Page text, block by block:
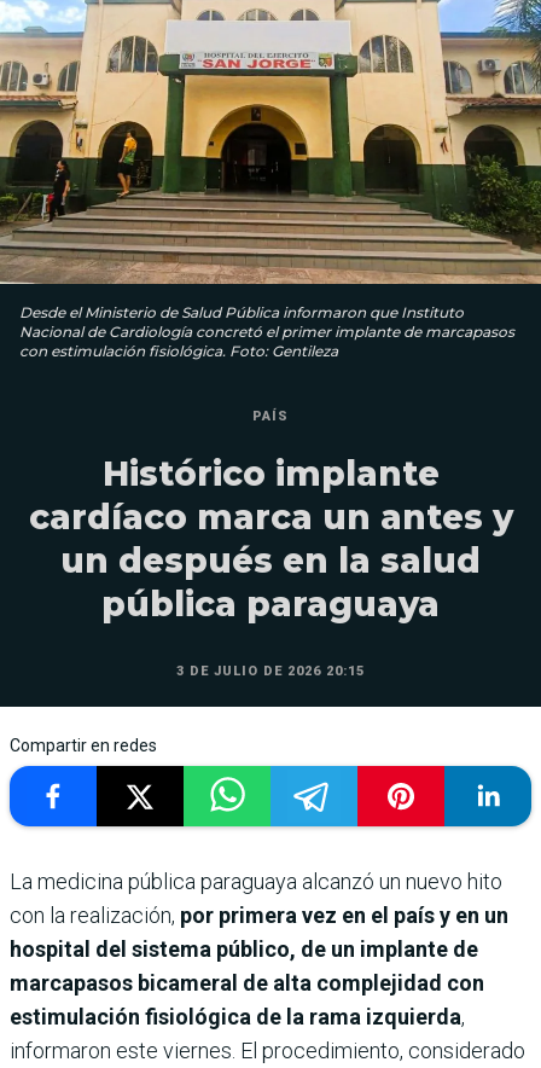
Desde el Ministerio de Salud Pública informaron que Instituto
Nacional de Cardiología concretó el primer implante de marcapasos
con estimulación fisiológica. Foto: Gentileza
PAÍS
Histórico implante
cardíaco marca un antes y
un después en la salud
pública paraguaya
3 DE JULIO DE 2026 20:15
Compartir en redes
La medicina pública paraguaya alcanzó un nuevo hito
con la realización, por primera vez en el país y en un
hospital del sistema público, de un implante de
marcapasos bicameral de alta complejidad con
estimulación fisiológica de la rama izquierda,
informaron este viernes. El procedimiento, considerado